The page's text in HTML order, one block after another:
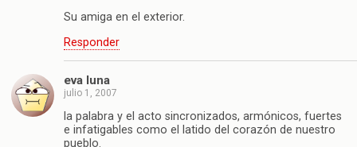
Su amiga en el exterior.
Responder
eva luna
julio 1, 2007
la palabra y el acto sincronizados, armónicos, fuertes
e infatigables como el latido del corazón de nuestro
pueblo.